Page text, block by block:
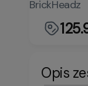
BrickHeadz
Opis